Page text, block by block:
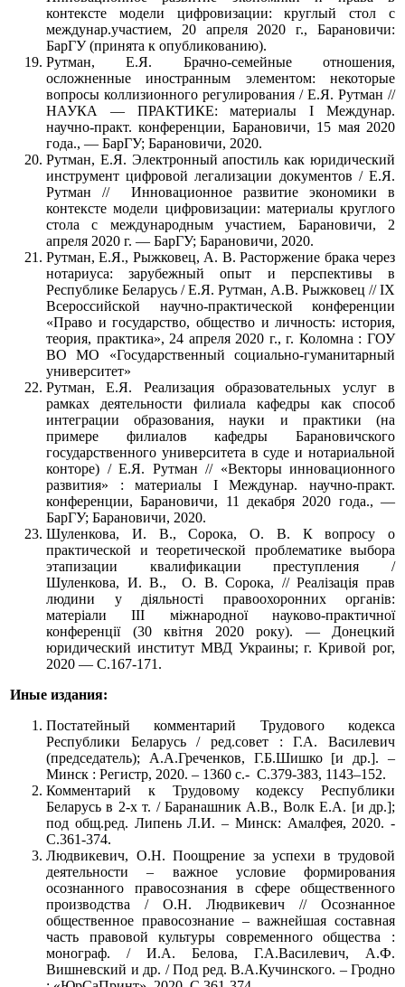
контексте модели цифровизации: круглый стол с
междунар.участием, 20 апреля 2020 г., Барановичи:
БарГУ (принята к опубликованию).
Рутман, Е.Я. Брачно-семейные отношения,
осложненные иностранным элементом: некоторые
вопросы коллизионного регулирования / Е.Я. Рутман //
НАУКА — ПРАКТИКЕ: материалы I Междунар.
научно-практ. конференции, Барановичи, 15 мая 2020
года., — БарГУ; Барановичи, 2020.
Рутман, Е.Я. Электронный апостиль как юридический
инструмент цифровой легализации документов / Е.Я.
Рутман // Инновационное развитие экономики в
контексте модели цифровизации: материалы круглого
стола с международным участием, Барановичи, 2
апреля 2020 г. — БарГУ; Барановичи, 2020.
Рутман, Е.Я., Рыжковец, А. В. Расторжение брака через
нотариуса: зарубежный опыт и перспективы в
Республике Беларусь / Е.Я. Рутман, А.В. Рыжковец // IX
Всероссийской научно-практической конференции
«Право и государство, общество и личность: история,
теория, практика», 24 апреля 2020 г., г. Коломна : ГОУ
ВО МО «Государственный социально-гуманитарный
университет»
Рутман, Е.Я. Реализация образовательных услуг в
рамках деятельности филиала кафедры как способ
интеграции образования, науки и практики (на
примере филиалов кафедры Барановичского
государственного университета в суде и нотариальной
конторе) / Е.Я. Рутман // «Векторы инновационного
развития» : материалы I Междунар. научно-практ.
конференции, Барановичи, 11 декабря 2020 года., —
БарГУ; Барановичи, 2020.
Шуленкова, И. В., Сорока, О. В. К вопросу о
практической и теоретической проблематике выбора
этапизации квалификации преступления /
Шуленкова, И. В., О. В. Сорока, // Реалізація прав
людини у діяльності правоохоронних органів:
матеріали ІІІ міжнародної науково-практичної
конференції (30 квітня 2020 року). — Донецкий
юридический институт МВД Украины; г. Кривой рог,
2020 — С.167-171.
Иные издания:
Постатейный комментарий Трудового кодекса
Республики Беларусь / ред.совет : Г.А. Василевич
(председатель); А.А.Греченков, Г.Б.Шишко [и др.]. –
Минск : Регистр, 2020. – 1360 с.- С.379-383, 1143–152.
Комментарий к Трудовому кодексу Республики
Беларусь в 2-х т. / Баранашник А.В., Волк Е.А. [и др.];
под общ.ред. Липень Л.И. – Минск: Амалфея, 2020. -
С.361-374.
Людвикевич, О.Н. Поощрение за успехи в трудовой
деятельности – важное условие формирования
осознанного правосознания в сфере общественного
производства / О.Н. Людвикевич // Осознанное
общественное правосознание – важнейшая составная
часть правовой культуры современного общества :
монограф. / И.А. Белова, Г.А.Василевич, А.Ф.
Вишневский и др. / Под ред. В.А.Кучинского. – Гродно